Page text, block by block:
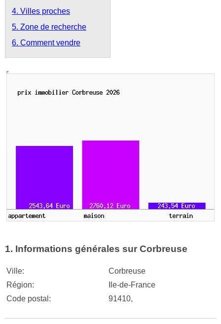
4. Villes proches
5. Zone de recherche
6. Comment vendre
1. Informations générales sur Corbreuse
Ville:
Corbreuse
Région:
Ile-de-France
Code postal:
91410,